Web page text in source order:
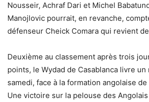
Nousseir, Achraf Dari et Michel
Manojlovic pourrait, en revanche,
défenseur Cheick Comara qui revient
Deuxième au classement après trois
points, le Wydad de Casablanca livre
samedi, face à la formation angolaise
Une victoire sur la pelouse des